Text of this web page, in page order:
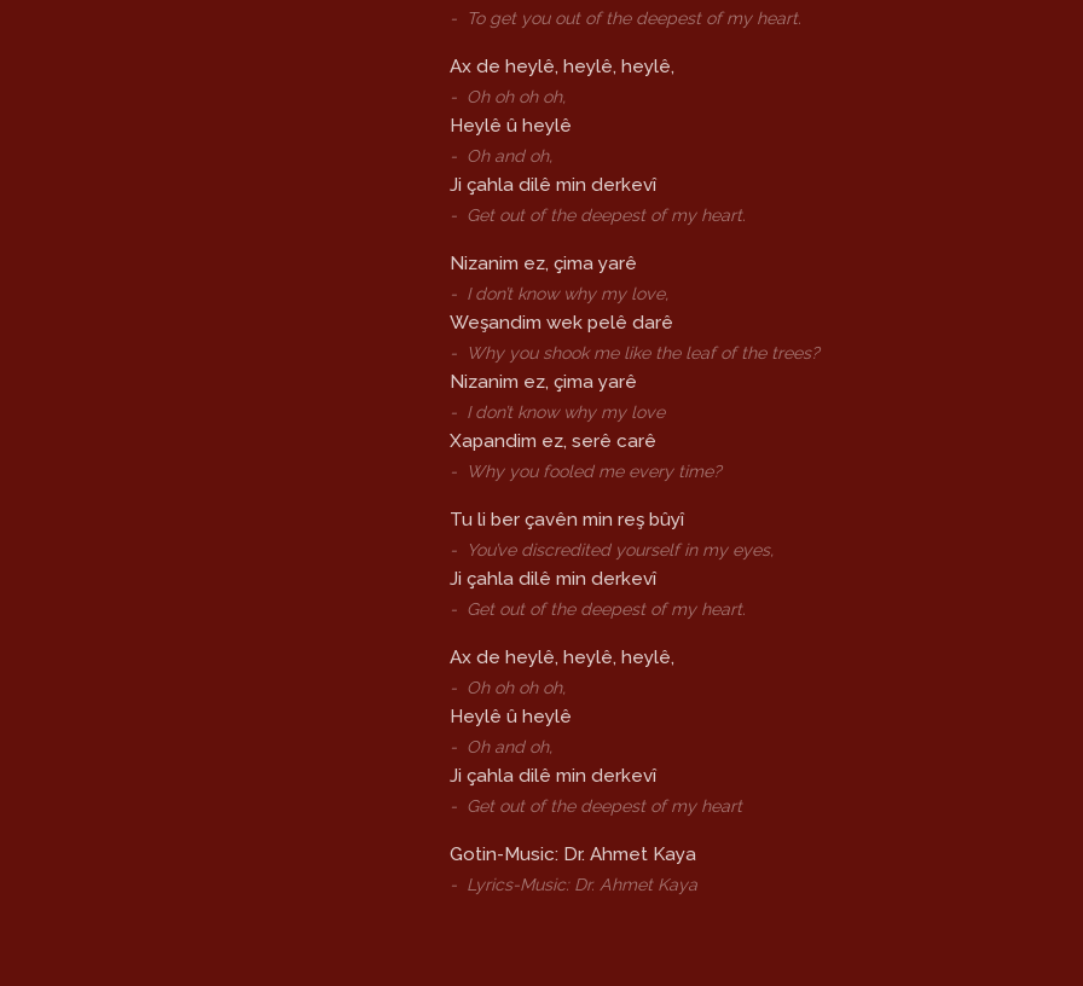
- To get you out of the deepest of my heart.
Ax de heylê, heylê, heylê,
- Oh oh oh oh,
Heylê û heylê
- Oh and oh,
Ji çahla dilê min derkevî
- Get out of the deepest of my heart.
Nizanim ez, çima yarê
- I don’t know why my love,
Weşandim wek pelê darê
- Why you shook me like the leaf of the trees?
Nizanim ez, çima yarê
- I don’t know why my love
Xapandim ez, serê carê
- Why you fooled me every time?
Tu li ber çavên min reş bûyî
- You’ve discredited yourself in my eyes,
Ji çahla dilê min derkevî
- Get out of the deepest of my heart.
Ax de heylê, heylê, heylê,
- Oh oh oh oh,
Heylê û heylê
- Oh and oh,
Ji çahla dilê min derkevî
- Get out of the deepest of my heart
Gotin-Music: Dr. Ahmet Kaya
- Lyrics-Music: Dr. Ahmet Kaya